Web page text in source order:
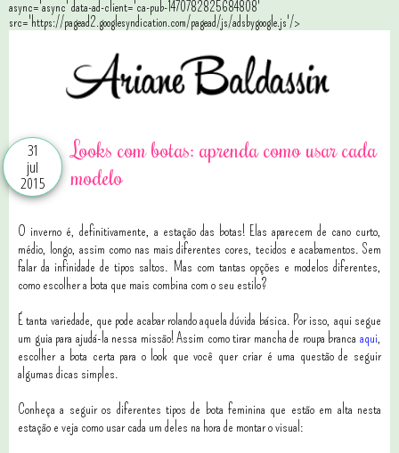
async='async' data-ad-client='ca-pub-1470782825684808'
src='https://pagead2.googlesyndication.com/pagead/js/adsbygoogle.js'/>
31
jul
2015
Looks com botas: aprenda como usar cada
modelo
O inverno é, definitivamente, a estação das botas! Elas aparecem de cano curto,
médio, longo, assim como nas mais diferentes cores, tecidos e acabamentos. Sem
falar da infinidade de tipos saltos. Mas com tantas opções e modelos diferentes,
como escolher a bota que mais combina com o seu estilo?
É tanta variedade, que pode acabar rolando aquela dúvida básica. Por isso, aqui segue
um guia para ajudá-la nessa missão! Assim como tirar mancha de roupa branca aqui,
escolher a bota certa para o look que você quer criar é uma questão de seguir
algumas dicas simples.
Conheça a seguir os diferentes tipos de bota feminina que estão em alta nesta
estação e veja como usar cada um deles na hora de montar o visual: